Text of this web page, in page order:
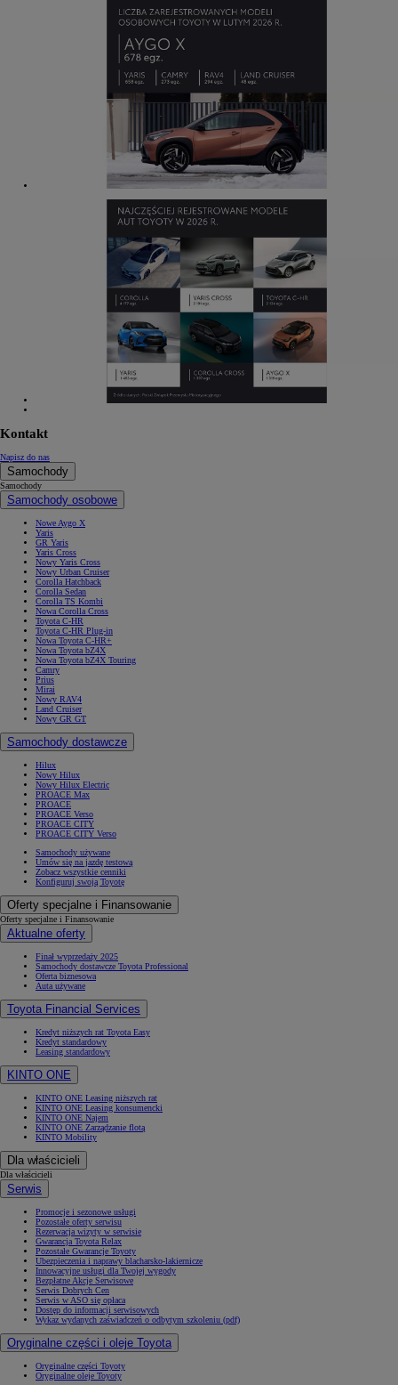
Kontakt
Napisz do nas
Samochody
Samochody
Samochody osobowe
Nowe Aygo X
Yaris
GR Yaris
Yaris Cross
Nowy Yaris Cross
Nowy Urban Cruiser
Corolla Hatchback
Corolla Sedan
Corolla TS Kombi
Nowa Corolla Cross
Toyota C-HR
Toyota C-HR Plug-in
Nowa Toyota C-HR+
Nowa Toyota bZ4X
Nowa Toyota bZ4X Touring
Camry
Prius
Mirai
Nowy RAV4
Land Cruiser
Nowy GR GT
Samochody dostawcze
Hilux
Nowy Hilux
Nowy Hilux Electric
PROACE Max
PROACE
PROACE Verso
PROACE CITY
PROACE CITY Verso
Samochody używane
Umów się na jazdę testową
Zobacz wszystkie cenniki
Konfiguruj swoją Toyotę
Oferty specjalne i Finansowanie
Oferty specjalne i Finansowanie
Aktualne oferty
Finał wyprzedaży 2025
Samochody dostawcze Toyota Professional
Oferta biznesowa
Auta używane
Toyota Financial Services
Kredyt niższych rat Toyota Easy
Kredyt standardowy
Leasing standardowy
KINTO ONE
KINTO ONE Leasing niższych rat
KINTO ONE Leasing konsumencki
KINTO ONE Najem
KINTO ONE Zarządzanie flotą
KINTO Mobility
Dla właścicieli
Dla właścicieli
Serwis
Promocje i sezonowe usługi
Pozostałe oferty serwisu
Rezerwacja wizyty w serwisie
Gwarancja Toyota Relax
Pozostałe Gwarancje Toyoty
Ubezpieczenia i naprawy blacharsko-lakiernicze
Innowacyjne usługi dla Twojej wygody
Bezpłatne Akcje Serwisowe
Serwis Dobrych Cen
Serwis w ASO się opłaca
Dostęp do informacji serwisowych
Wykaz wydanych zaświadczeń o odbytym szkoleniu (pdf)
Oryginalne części i oleje Toyota
Oryginalne części Toyoty
Oryginalne oleje Toyoty